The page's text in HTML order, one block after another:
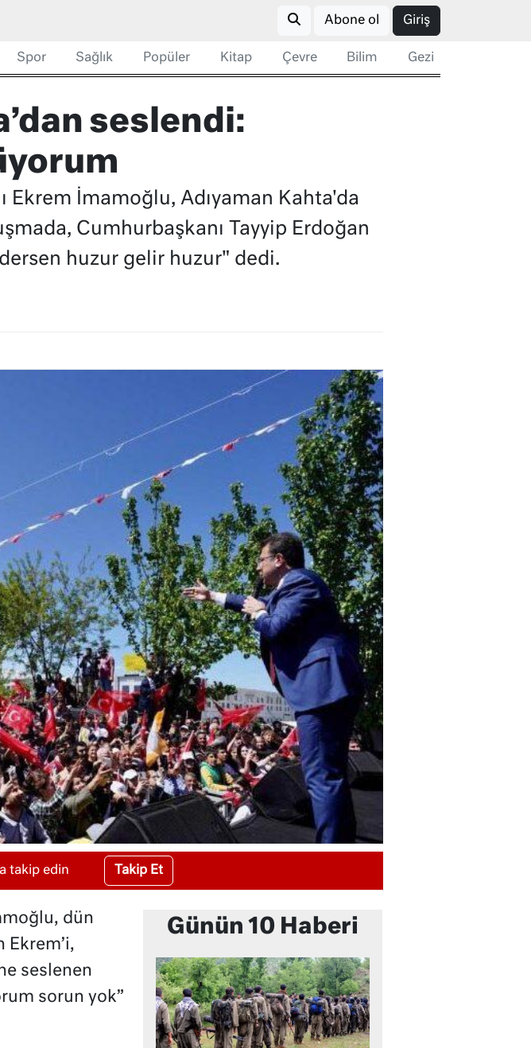
Abone ol Giriş
Spor Sağlık Popüler Kitap Çevre Bilim Gezi
seslendi:
Ekrem İmamoğlu, Adıyaman Kahta'da
Cumhurbaşkanı Tayyip Erdoğan
huzur gelir huzur" dedi.
takip edin Takip Et
dün
Ekrem’i,
seslenen
sorun yok”
Günün 10 Haberi